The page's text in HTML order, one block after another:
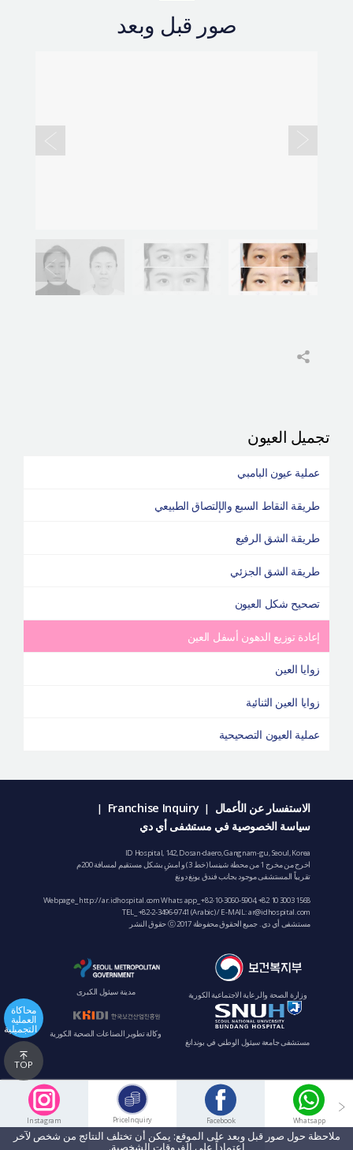
صور قبل وبعد
تجميل العيون
عملية عيون البامبي
طريقة النقاط السبع والإلتصاق الطبيعي
طريقة الشق الرفيع
طريقة الشق الجزئي
تصحيح شكل العيون
إعادة توزيع الدهون أسفل العين
زوايا العين
زوايا العين الثنائية
عملية العيون التصحيحية
Whatsapp
Facebook
PriceInquiry
Instagram
الاستفسار عن الأعمال |
Franchise Inquiry
|
سياسة الخصوصية في مستشفى أي دي
ID Hospital, 142, Dosan-daero, Gangnam-gu, Seoul, Korea
اخرج من مخرج 1 من محطة شينسا (خط 3) و امشِ بشكل مستقيم لمسافة 200م
تقريباً المستشفى موجود بجانب فندق يونغ دونغ
Webpage_ http://ar.idhospital.com Whats app_+82-10-3060-5904,+82 10 3003 1568
TEL_ +82-2-3496-9741 (Arabic) / E-MAIL:ar@idhospital.com
مستشفى أي دي. جميع الحقوق محفوظة ⓒ 2017 حقوق النشر
وزارة الصحة والرعاية الاجتماعية الكورية مدينة سيئول الكبرى
مستشفى جامعة سيئول الوطني في بوندانغ
وكالة تطوير الصناعات الصحية الكورية
محاكاة
العملية
التجميلية
TOP
ملاحظة حول صور قبل وبعد على الموقع: يمكن أن تختلف النتائج من شخص لآخر
اعتماداً على الفروقات الشخصية.